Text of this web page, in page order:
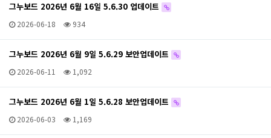
그누보드 2026년 6월 16일 5.6.30 업데이트
2026-06-18 934
그누보드 2026년 6월 9일 5.6.29 보안업데이트
2026-06-11 1,092
그누보드 2026년 6월 1일 5.6.28 보안업데이트
2026-06-03 1,169